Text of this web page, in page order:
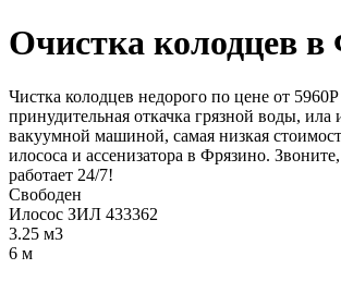
Очистка колодцев в
Чистка колодцев недорого по цене от
принудительная откачка грязной воды, ила
вакуумной машиной, самая низкая
илососа и ассенизатора в Фрязино.
работает 24/7!
Свободен
Илосос ЗИЛ 433362
3.25 м3
6 м